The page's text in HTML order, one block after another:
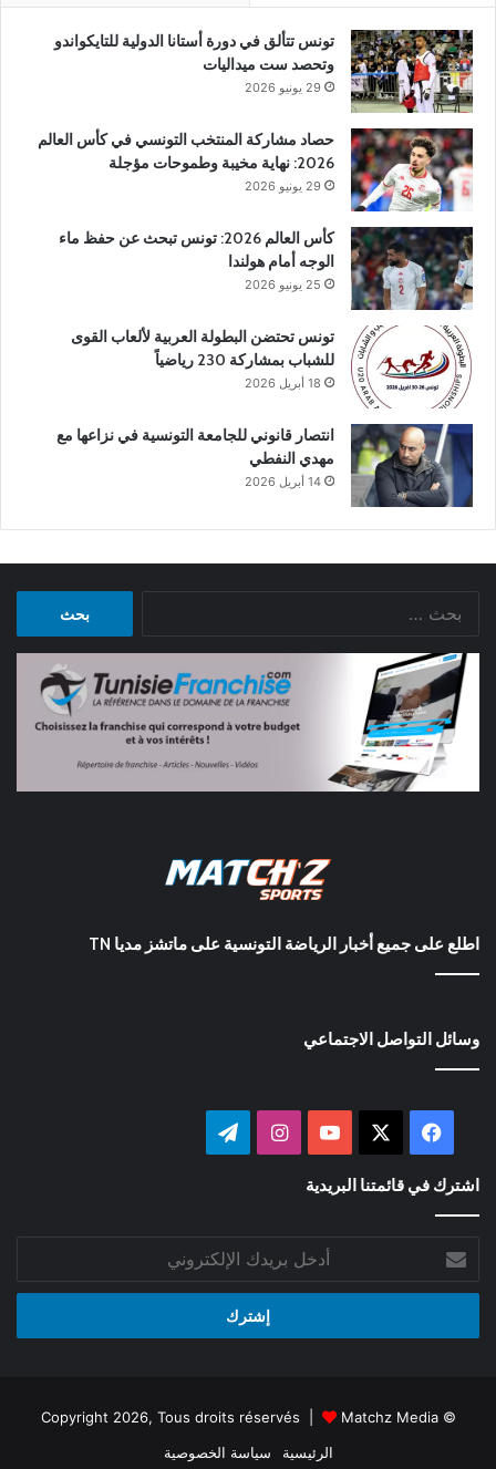
تونس تتألق في دورة أستانا الدولية للتايكواندو
وتحصد ست ميداليات
29 يونيو 2026
حصاد مشاركة المنتخب التونسي في كأس العالم
2026: نهاية مخيبة وطموحات مؤجلة
29 يونيو 2026
كأس العالم 2026: تونس تبحث عن حفظ ماء
الوجه أمام هولندا
25 يونيو 2026
تونس تحتضن البطولة العربية لألعاب القوى
للشباب بمشاركة 230 رياضياً
18 أبريل 2026
انتصار قانوني للجامعة التونسية في نزاعها مع
مهدي النفطي
14 أبريل 2026
اطلع على جميع أخبار الرياضة التونسية على ماتشز مديا TN
وسائل التواصل الاجتماعي
فيسبوك ‫YouTubeانستقرام
اشترك في قائمتنا البريدية
بريدك
الإلكتروني
© Copyright 2026, Tous droits réservés |
Matchz Media
الرئيسية
سياسة الخصوصية